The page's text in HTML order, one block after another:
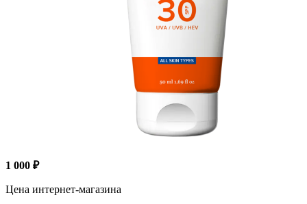
1 000 ₽
Цена интернет-магазина